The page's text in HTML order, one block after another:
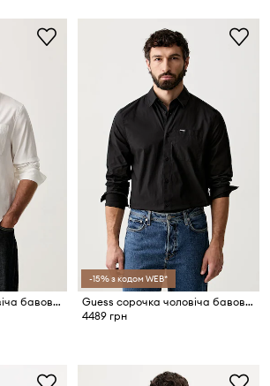
Guess сорочка чоловіча бавовняна
-15% з кодом WEB*
Guess сорочка чоловіча бавовняна
4489 грн